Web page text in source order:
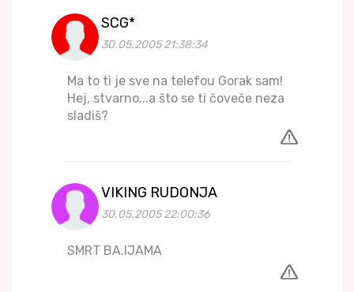
SCG*
30.05.2005 21:38:34
Ma to ti je sve na telefou Gorak sam!
Hej, stvarno...a što se ti čoveče neza
sladiš?
VIKING RUDONJA
30.05.2005 22:00:36
SMRT BA.IJAMA